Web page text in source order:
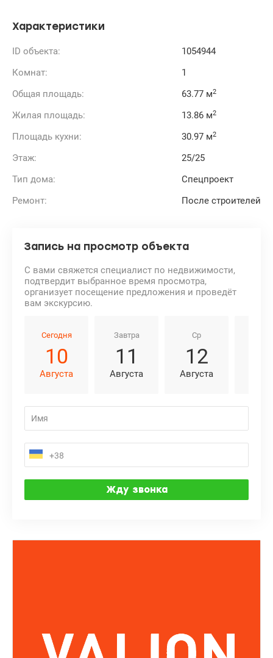
Характеристики
ID объекта:
1054944
Комнат:
1
Общая площадь:
63.77 м2
Жилая площадь: 13.86 м2
Площадь кухни: 30.97 м2
Этаж:
25/25
Тип дома:
Спецпроект
Ремонт:
После строителей
Запись на просмотр объекта
С вами свяжется специалист по недвижимости,
подтвердит выбранное время просмотра,
организует посещение предложения и проведёт
вам экскурсию.
Сегодня
10
Августа
Завтра
11
Августа
Ср
12
Августа